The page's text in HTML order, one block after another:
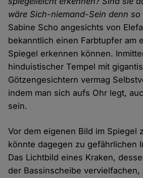
wäre Sich-niemand-Sein denn so
Sabine Scho angesichts von
bekanntlich einen Farbtupfer am
Spiegel erkennen können.
hinduistischer Tempel mit
Götzengesichtern vermag
indem man sich aufs Ohr legt,
sein.
Vor dem eigenen Bild im Spiegel
könnte dagegen zu gefährlichen
Das Lichtbild eines Kraken,
der Bassinscheibe